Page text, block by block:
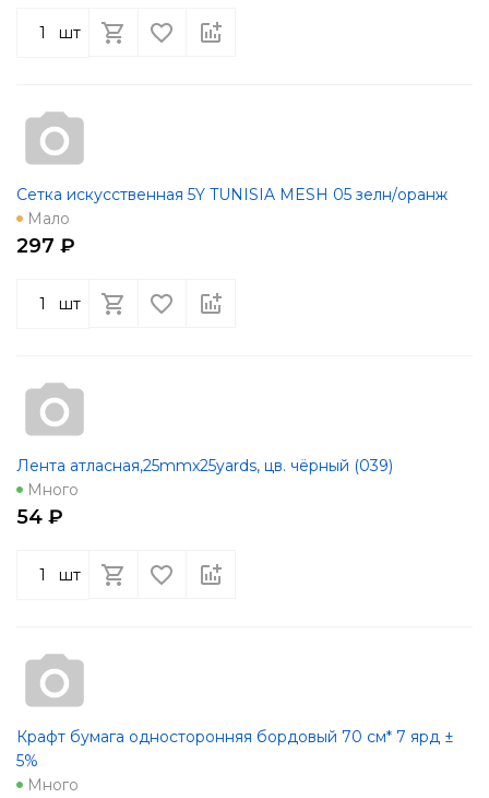
шт
Сетка искусственная 5Y TUNISIA MESH 05 зелн/оранж
Мало
297 ₽
шт
Лента атласная,25mmx25yards, цв. чёрный (039)
Много
54 ₽
шт
Крафт бумага односторонняя бордовый 70 см* 7 ярд ±
5%
Много